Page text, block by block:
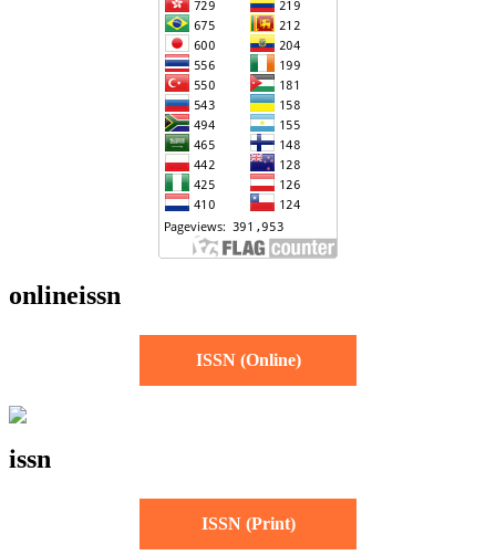
onlineissn
ISSN (Online)
issn
ISSN (Print)